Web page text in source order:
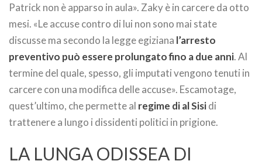
Patrick non è apparso in aula». Zaky è in carcere da otto
mesi. «Le accuse contro di lui non sono mai state
discusse ma secondo la legge egiziana l’arresto
preventivo può essere prolungato fino a due anni. Al
termine del quale, spesso, gli imputati vengono tenuti in
carcere con una modifica delle accuse». Escamotage,
quest’ultimo, che permette al regime di al Sisidi
trattenere a lungo i dissidenti politici in prigione.
LA LUNGA ODISSEA DI